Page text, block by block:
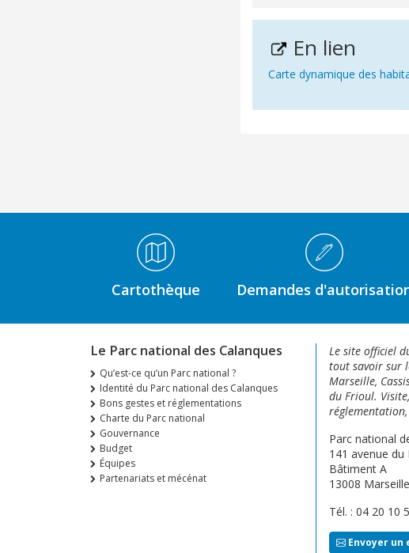
En lien
Carte dynamique des
Médiathèque Footer
Cartothèque Demandes
Le Parc national des Calanques
Qu’est-ce qu’un Parc national ?
Identité du Parc national des Calanques
Bons gestes et réglementations
Charte du Parc national
Gouvernance
Budget
Équipes
Partenariats et mécénat
Le site officiel
tout savoir sur
Marseille,
du Frioul.
réglementation,
Parc national
141 avenue du
Bâtiment A
13008 Marseille
Tél. : 04 20 10
Envoyer un